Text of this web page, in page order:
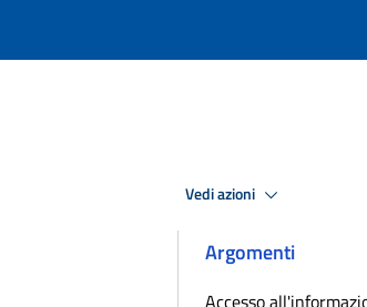
Vedi azioni
Argomenti
Accesso